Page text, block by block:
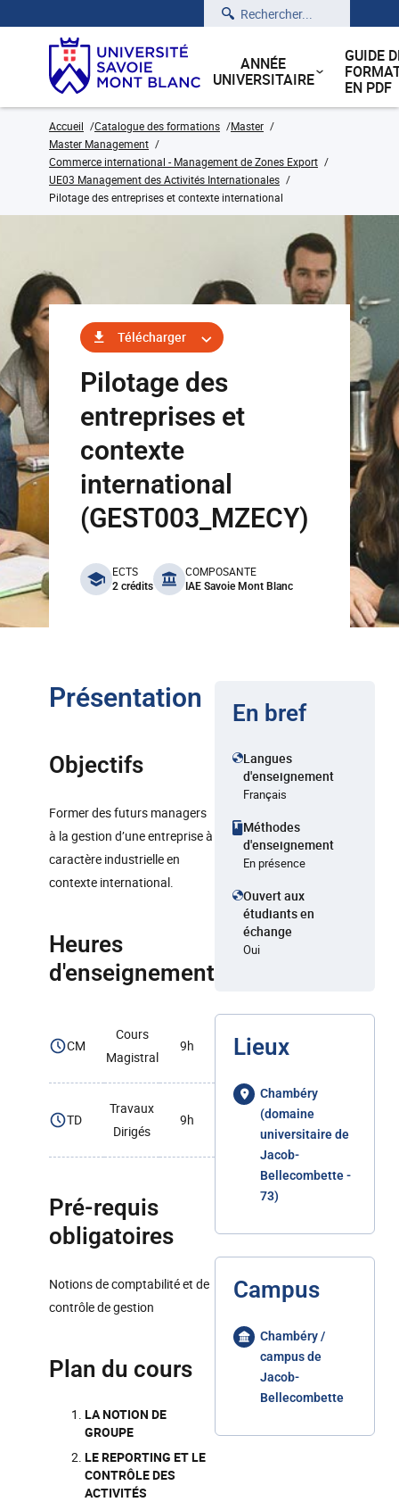
Rechercher
ANNÉE
UNIVERSITAIRE
GUIDE
EN PDF
Accueil Catalogue des formations
Master
Master Management
Commerce international - Management de Zones Export
UE03 Management des Activités Internationales
Pilotage des entreprises et contexte international
Télécharger
Pilotage des
entreprises et
contexte
international
(GEST003_MZECY)
benefits
ECTS
2 crédits
COMPOSANTE
IAE Savoie Mont Blanc
Présentation
Objectifs
Former des futurs managers
à la gestion d’une entreprise à
caractère industrielle en
contexte international.
Heures
d'enseignement
CM
Cours
Magistral
9h
TD
Travaux
Dirigés
9h
Pré-requis
obligatoires
Notions de comptabilité et de
contrôle de gestion
Plan du cours
LA NOTION DE
GROUPE
LE REPORTING ET LE
CONTRÔLE DES
ACTIVITÉS
En bref
Langues
d'enseignement
Français
Méthodes
d'enseignement
En présence
Ouvert aux
étudiants en
échange
Oui
Lieux
Chambéry
(domaine
universitaire de
Jacob-
Bellecombette -
73)
Campus
Chambéry /
campus de
Jacob-
Bellecombette